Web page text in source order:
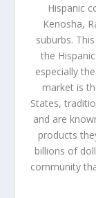
Hispanic
Kenosha,
suburbs.
the
especially
market is
States,
and are
products
billions of
community